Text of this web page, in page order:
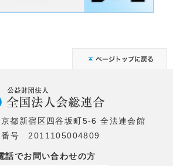
都新宿区四谷坂町5-6 全法連会館
番号 2011105004809
話でお問い合わせの方